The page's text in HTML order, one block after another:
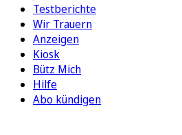
Testberichte
Wir Trauern
Anzeigen
Kiosk
Bütz Mich
Hilfe
Abo kündigen